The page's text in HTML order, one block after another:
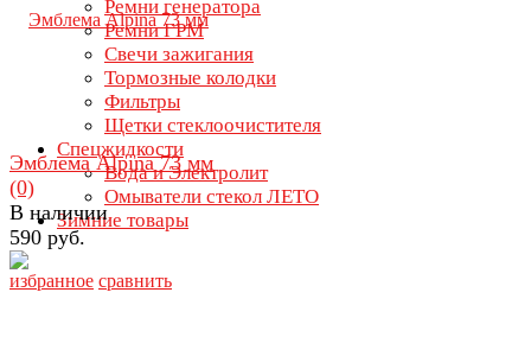
Ремни генератора
Ремни ГРМ
Свечи зажигания
Тормозные колодки
Фильтры
Щетки стеклоочистителя
Спецжидкости
Вода и Электролит
Омыватели стекол ЛЕТО
Зимние товары
избранное сравнить
Эмблема Alpina 73 мм
(0)
В наличии
590 руб.